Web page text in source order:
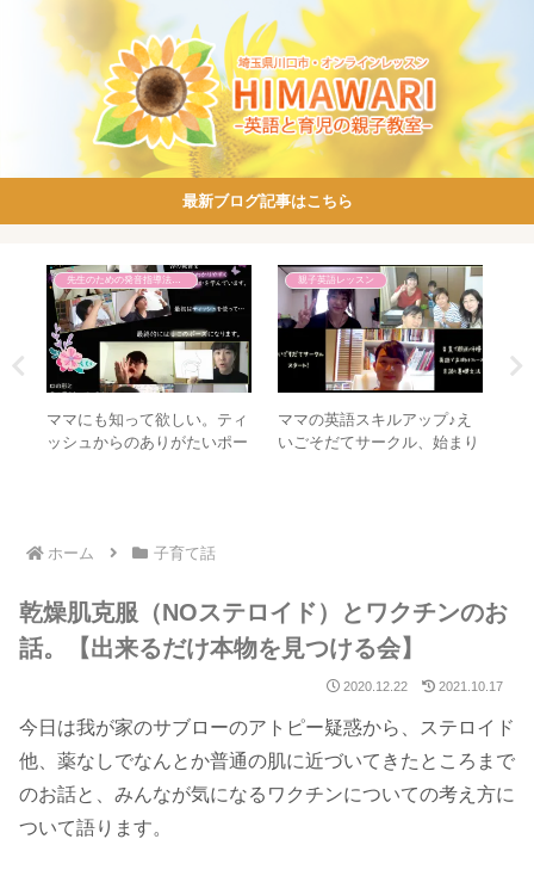
最新ブログ記事はこちら
先生のための発音指導法講座
ママにも知って欲しい。ティ
ッシュからのありがたいポー
親子英語レッスン
ママの英語スキルアップ♪え
いごそだてサークル、始まり
ホーム 子育て話
乾燥肌克服（NOステロイド）とワクチンのお
話。【出来るだけ本物を見つける会】
2020.12.22 2021.10.17
今日は我が家のサブローのアトピー疑惑から、ステロイド
他、薬なしでなんとか普通の肌に近づいてきたところまで
のお話と、みんなが気になるワクチンについての考え方に
ついて語ります。